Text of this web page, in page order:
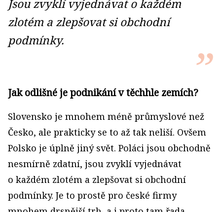
Jsou zvyklí vyjednávat o každém
zlotém a zlepšovat si obchodní
podmínky.
Jak odlišné je podnikání v těchhle zemích?
Slovensko je mnohem méně průmyslové než
Česko, ale prakticky se to až tak neliší. Ovšem
Polsko je úplně jiný svět. Poláci jsou obchodně
nesmírně zdatní, jsou zvyklí vyjednávat
o každém zlotém a zlepšovat si obchodní
podmínky. Je to prostě pro české firmy